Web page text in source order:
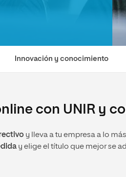
Innovación y conocimiento
con UNIR y
y lleva a tu empresa a lo
y elige el título que mejor se